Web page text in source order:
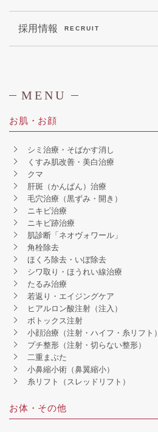
採用情報 RECRUIT
MENU
お肌・お顔
シミ治療・そばかす消し
くすみ肌改善・美白治療
クマ
肝斑（かんぱん）治療
毛穴治療（黒ずみ・開き）
ニキビ治療
ニキビ跡治療
肌診断「ネオヴォワール」
角栓除去
ほくろ除去・いぼ除去
シワ取り・ほうれい線治療
たるみ治療
若返り・エイジングケア
ヒアルロン酸注射（注入）
ボトックス注射
小顔治療（注射・ハイフ・糸リフト）
プチ整形（注射・切らない整形）
二重まぶた
小鼻縮小術（鼻翼縮小）
糸リフト（スレッドリフト）
お体・その他